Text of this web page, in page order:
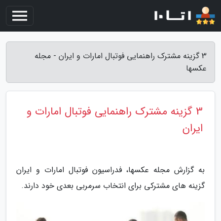
3 گزینه مشترک راهنمایی فوتبال امارات و ایران - مجله
عکسها
3 گزینه مشترک راهنمایی فوتبال امارات و
ایران
به گزارش مجله عکسها، فدراسیون فوتبال امارات و ایران
گزینه های مشترکی برای انتخاب سرمربی بعدی خود دارند.